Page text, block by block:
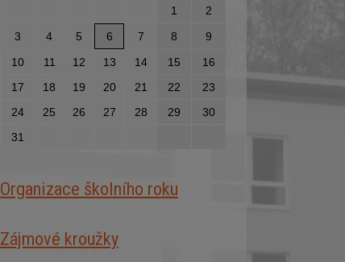
1
2
3
4 5 6 7 8
9
10
11 12 13 14 15
16
17
18 19 20 21 22
23
24
25 26 27 28 29
30
31
Organizace školního roku
Zájmové kroužky